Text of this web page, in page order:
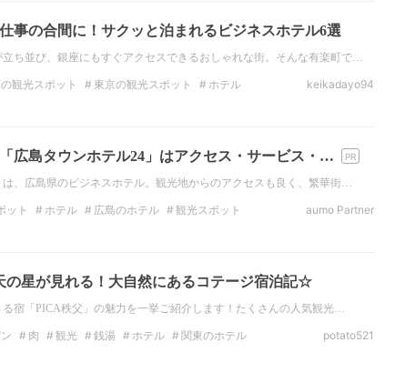
事の合間に！サクッと泊まれるビジネスホテル6選
ち並び、銀座にもすぐアクセスできるおしゃれな街。そんな有楽町で…
観光スポット 東京の観光スポット
ホテル
keikadayo94
「広島タウンホテル24」はアクセス・サービス・…
は、広島県のビジネスホテル。観光地からのアクセスも良く、繁華街…
ット ホテル 広島のホテル
観光スポット
aumo Partner
の星が見れる！大自然にあるコテージ宿泊記☆
宿「PICA秩父」の魅力を一挙ご紹介します！たくさんの人気観光…
肉 観光 銭湯 ホテル
関東のホテル
potato521